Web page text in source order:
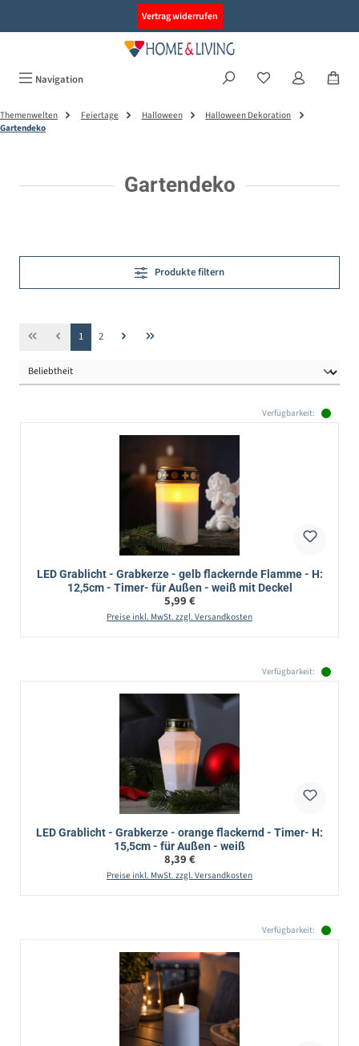
Vertrag widerrufen
Navigation
Themenwelten Feiertage Halloween
Halloween Dekoration
Gartendeko
Gartendeko
Produkte filtern
Seite
1 Seite
2
Verfügbarkeit:
LED Grablicht - Grabkerze - gelb flackernde Flamme - H:
12,5cm - Timer- für Außen - weiß mit Deckel
Regulärer Preis:
5,99 €
Preise inkl. MwSt. zzgl. Versandkosten
Verfügbarkeit:
LED Grablicht - Grabkerze - orange flackernd - Timer- H:
15,5cm - für Außen - weiß
Regulärer Preis:
8,39 €
Preise inkl. MwSt. zzgl. Versandkosten
Verfügbarkeit: